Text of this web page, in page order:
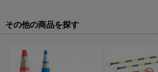
その他の商品を探す